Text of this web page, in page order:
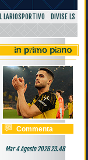
IL LARIOSPORTIVO
DIVISE LS
Commenta
Mar 4 Agosto 2026 23.48